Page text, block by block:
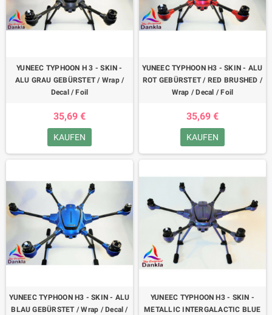
YUNEEC TYPHOON H 3 - SKIN -
ALU GRAU GEBÜRSTET / Wrap /
Decal / Foil
35,69 €
KAUFEN
YUNEEC TYPHOON H3 - SKIN - ALU
ROT GEBÜRSTET / RED BRUSHED /
Wrap / Decal / Foil
35,69 €
KAUFEN
YUNEEC TYPHOON H3 - SKIN - ALU
BLAU GEBÜRSTET / Wrap / Decal /
YUNEEC TYPHOON H3 - SKIN -
METALLIC INTERGALACTIC BLUE